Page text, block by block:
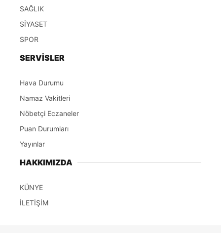
SAĞLIK
SİYASET
SPOR
SERVİSLER
Hava Durumu
Namaz Vakitleri
Nöbetçi Eczaneler
Puan Durumları
Yayınlar
HAKKIMIZDA
KÜNYE
İLETİŞİM